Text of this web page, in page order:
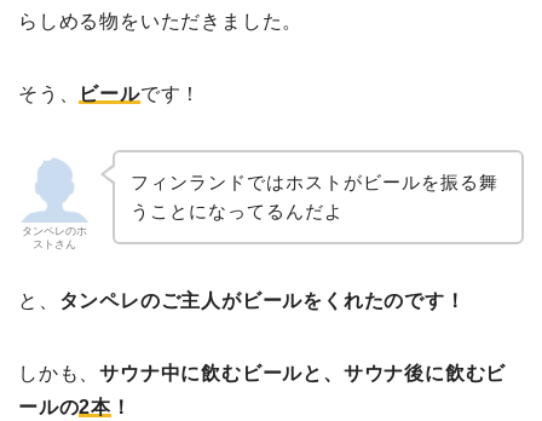
らしめる物をいただきました。
そう、 ビールです！
タンペレのホ
ストさん
フィンランドではホストがビールを振る舞
うことになってるんだよ
と、 タンペレのご主人がビールをくれたのです！
しかも、サウナ中に飲むビールと、サウナ後に飲むビ
ールの2本 ！